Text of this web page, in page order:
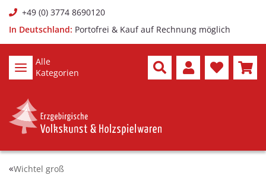
+49 (0) 3774 8690120
In Deutschland: Portofrei & Kauf auf Rechnung möglich
Alle
Kategorien
Wichtel groß